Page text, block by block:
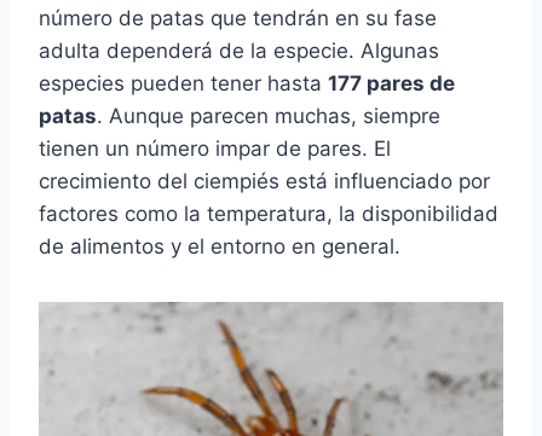
número de patas que tendrán en su fase
adulta dependerá de la especie. Algunas
especies pueden tener hasta 177 pares de
patas. Aunque parecen muchas, siempre
tienen un número impar de pares. El
crecimiento del ciempiés está influenciado por
factores como la temperatura, la disponibilidad
de alimentos y el entorno en general.